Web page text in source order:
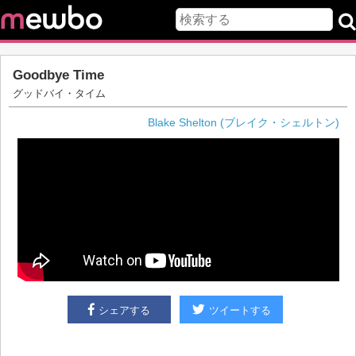
Goodbye Time
グッドバイ・タイム
Blake Shelton (ブレイク・シェルトン)
シェアする ツイートする